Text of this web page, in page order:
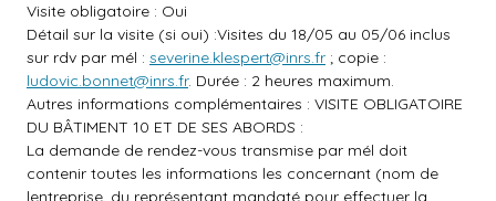
Visite obligatoire : Oui
Détail sur la visite (si oui) :Visites du 18/05 au 05/06 inclus
sur rdv par mél : severine.klespert@inrs.fr ; copie :
ludovic.bonnet@inrs.fr. Durée : 2 heures maximum.
Autres informations complémentaires : VISITE OBLIGATOIRE
DU BÂTIMENT 10 ET DE SES ABORDS :
La demande de rendez-vous transmise par mél doit
contenir toutes les informations les concernant (nom de
lentreprise, du représentant mandaté pour effectuer la